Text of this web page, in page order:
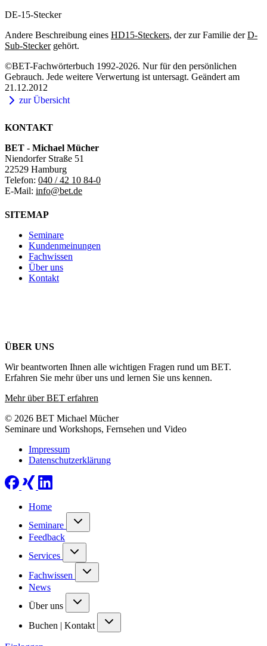
DE-15-Stecker
Andere Beschreibung eines HD15-Steckers, der zur Familie derD-
Sub-Steckergehört.
©BET-Fachwörterbuch 1992-2026. Nur für den persönlichen
Gebrauch. Jede weitere Verwertung ist untersagt. Geändert am
21.12.2012
zur Übersicht
KONTAKT
BET - Michael Mücher
Niendorfer Straße 51
22529 Hamburg
Telefon: 040 / 42 10 84-0
E-Mail: info@bet.de
SITEMAP
Seminare
Kundenmeinungen
Fachwissen
Über uns
Kontakt
ÜBER UNS
Wir beantworten Ihnen alle wichtigen Fragen rund um BET.
Erfahren Sie mehr über uns und lernen Sie uns kennen.
Mehr über BET erfahren
© 2026 BET Michael Mücher
Seminare und Workshops, Fernsehen und Video
Impressum
Datenschutzerklärung
Home
Seminare
Feedback
Services
Fachwissen
News
Über uns
Buchen | Kontakt